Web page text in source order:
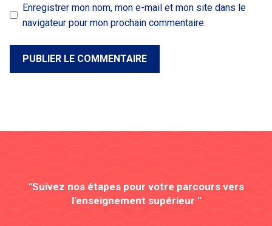
Enregistrer mon nom, mon e-mail et mon site dans le
navigateur pour mon prochain commentaire.
"Suivez nos étapes pour votre parcours vers
l'enseignement supérieur "